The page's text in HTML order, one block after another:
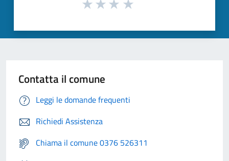
Contatta il comune
Leggi le domande frequenti
Richiedi Assistenza
Chiama il comune 0376 526311